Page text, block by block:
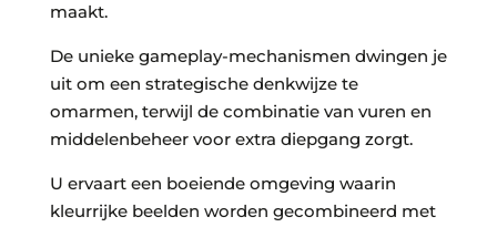
maakt.
De unieke gameplay-mechanismen dwingen je
uit om een strategische denkwijze te
omarmen, terwijl de combinatie van vuren en
middelenbeheer voor extra diepgang zorgt.
U ervaart een boeiende omgeving waarin
kleurrijke beelden worden gecombineerd met